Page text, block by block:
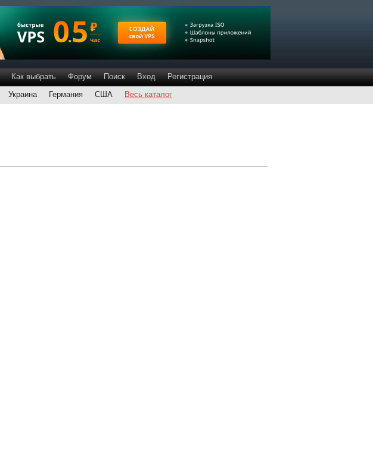
Как выбрать Форум Поиск Вход
Регистрация
Украина Германия США Весь каталог